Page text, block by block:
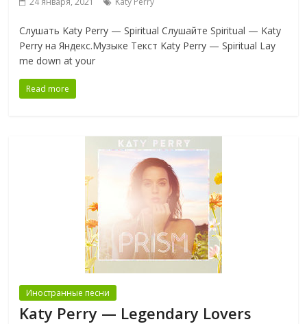
Слушать Katy Perry — Spiritual Слушайте Spiritual — Katy
Perry на Яндекс.Музыке Текст Katy Perry — Spiritual Lay
me down at your
Read more
Иностранные песни
Katy Perry — Legendary Lovers